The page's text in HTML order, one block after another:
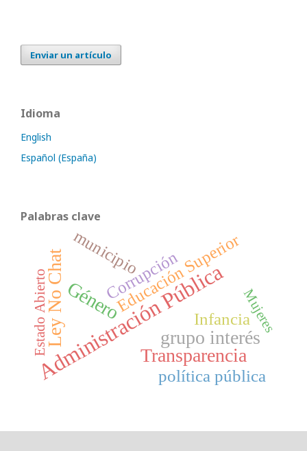
Enviar un artículo
Idioma
English
Español (España)
Palabras clave
Administración Pública
grupo interés
Transparencia
Ley No ChatGéneroEducación Superior
política pública
Infancia
Corrupción
municipio
Estado Abierto Mujeres